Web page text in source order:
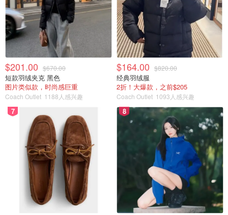
$201.00 $670.00
短款羽绒夹克 黑色
图片类似款，时尚感巨重
Coach Outlet 1188人感兴趣
$164.00 $820.00
经典羽绒服
2折！大爆款，之前$205
Coach Outlet 1093人感兴趣
7 8